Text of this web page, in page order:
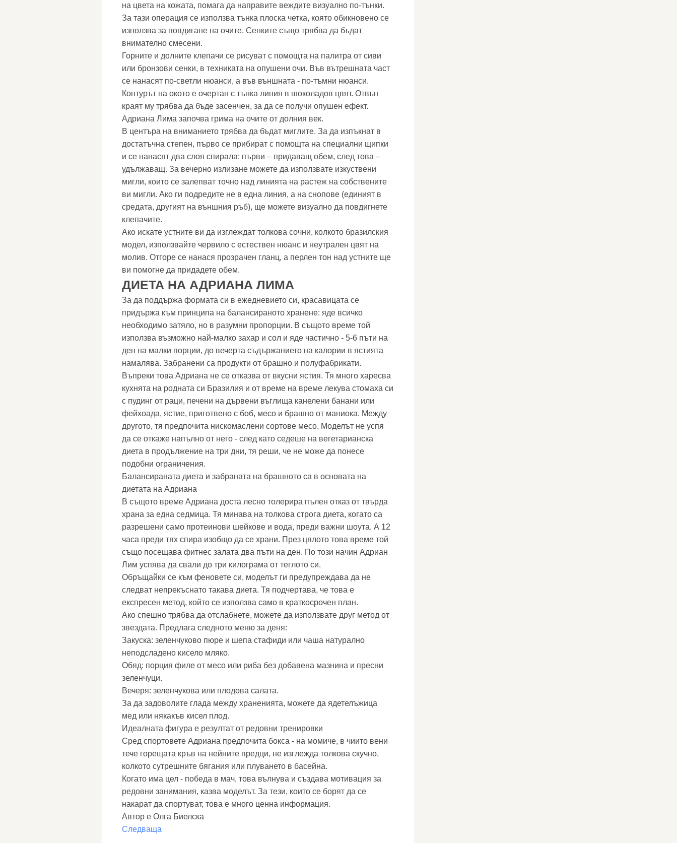
на цвета на кожата, помага да направите веждите визуално по-тънки.
За тази операция се използва тънка плоска четка, която обикновено се
използва за повдигане на очите. Сенките също трябва да бъдат
внимателно смесени.
Горните и долните клепачи се рисуват с помощта на палитра от сиви
или бронзови сенки, в техниката на опушени очи. Във вътрешната част
се нанасят по-светли нюанси, а във външната - по-тъмни нюанси.
Контурът на окото е очертан с тънка линия в шоколадов цвят. Отвън
краят му трябва да бъде засенчен, за да се получи опушен ефект.
Адриана Лима започва грима на очите от долния век.
В центъра на вниманието трябва да бъдат миглите. За да изпъкнат в
достатъчна степен, първо се прибират с помощта на специални щипки
и се нанасят два слоя спирала: първи – придаващ обем, след това –
удължаващ. За вечерно излизане можете да използвате изкуствени
мигли, които се залепват точно над линията на растеж на собствените
ви мигли. Ако ги подредите не в една линия, а на снопове (единият в
средата, другият на външния ръб), ще можете визуално да повдигнете
клепачите.
Ако искате устните ви да изглеждат толкова сочни, колкото бразилския
модел, използвайте червило с естествен нюанс и неутрален цвят на
молив. Отгоре се нанася прозрачен гланц, а перлен тон над устните ще
ви помогне да придадете обем.
ДИЕТА НА АДРИАНА ЛИМА
За да поддържа формата си в ежедневието си, красавицата се
придържа към принципа на балансираното хранене: яде всичко
необходимо затяло, но в разумни пропорции. В същото време той
използва възможно най-малко захар и сол и яде частично - 5-6 пъти на
ден на малки порции, до вечерта съдържанието на калории в ястията
намалява. Забранени са продукти от брашно и полуфабрикати.
Въпреки това Адриана не се отказва от вкусни ястия. Тя много харесва
кухнята на родната си Бразилия и от време на време лекува стомаха си
с пудинг от раци, печени на дървени въглища канелени банани или
фейхоада, ястие, приготвено с боб, месо и брашно от маниока. Между
другото, тя предпочита нискомаслени сортове месо. Моделът не успя
да се откаже напълно от него - след като седеше на вегетарианска
диета в продължение на три дни, тя реши, че не може да понесе
подобни ограничения.
Балансираната диета и забраната на брашното са в основата на
диетата на Адриана
В същото време Адриана доста лесно толерира пълен отказ от твърда
храна за една седмица. Тя минава на толкова строга диета, когато са
разрешени само протеинови шейкове и вода, преди важни шоута. А 12
часа преди тях спира изобщо да се храни. През цялото това време той
също посещава фитнес залата два пъти на ден. По този начин Адриан
Лим успява да свали до три килограма от теглото си.
Обръщайки се към феновете си, моделът ги предупреждава да не
следват непрекъснато такава диета. Тя подчертава, че това е
експресен метод, който се използва само в краткосрочен план.
Ако спешно трябва да отслабнете, можете да използвате друг метод от
звездата. Предлага следното меню за деня:
Закуска: зеленчуково пюре и шепа стафиди или чаша натурално
неподсладено кисело мляко.
Обяд: порция филе от месо или риба без добавена мазнина и пресни
зеленчуци.
Вечеря: зеленчукова или плодова салата.
За да задоволите глада между храненията, можете да ядетелъжица
мед или някакъв кисел плод.
Идеалната фигура е резултат от редовни тренировки
Сред спортовете Адриана предпочита бокса - на момиче, в чиито вени
тече горещата кръв на нейните предци, не изглежда толкова скучно,
колкото сутрешните бягания или плуването в басейна.
Когато има цел - победа в мач, това вълнува и създава мотивация за
редовни занимания, казва моделът. За тези, които се борят да се
накарат да спортуват, това е много ценна информация.
Автор е Олга Биелска
Следваща